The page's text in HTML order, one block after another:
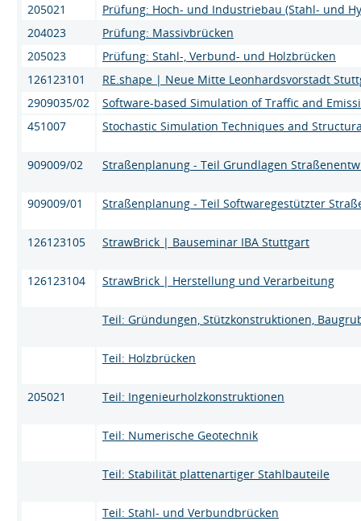
205021
Prüfung: Hoch- und Industriebau (Stahl- und
204023
Prüfung: Massivbrücken
205023
Prüfung: Stahl-, Verbund- und Holzbrücken
126123101
RE.shape | Neue Mitte Leonhardsvorstadt
2909035/02
Software-based Simulation of Traffic and
451007
Stochastic Simulation Techniques and
909009/02 Straßenplanung - Teil Grundlagen
909009/01 Straßenplanung - Teil Softwaregestützter
126123105 StrawBrick | Bauseminar IBA Stuttgart
126123104 StrawBrick | Herstellung und Verarbeitung
Teil: Gründungen, Stützkonstruktionen,
Teil: Holzbrücken
205021 Teil: Ingenieurholzkonstruktionen
Teil: Numerische Geotechnik
Teil: Stabilität plattenartiger Stahlbauteile
Teil: Stahl- und Verbundbrücken